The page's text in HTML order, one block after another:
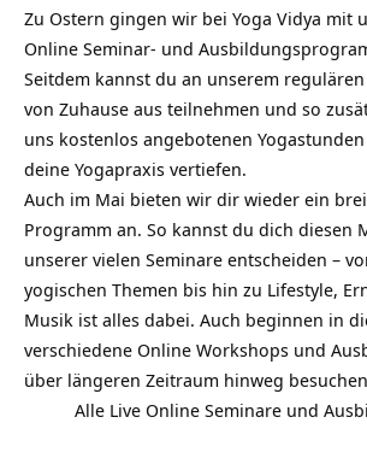
Zu Ostern gingen wir bei Yoga Vidya mit
Online Seminar- und
Seitdem kannst du an unserem
von Zuhause aus teilnehmen und so
uns kostenlos angebotenen
deine Yogapraxis vertiefen.
Auch im Mai bieten wir dir wieder ein
Programm an. So kannst du dich diesen
unserer vielen Seminare entscheiden –
yogischen Themen bis hin zu Lifestyle,
Musik ist alles dabei. Auch beginnen in
verschiedene Online Workshops und
über längeren Zeitraum hinweg
Alle Live Online Seminare und